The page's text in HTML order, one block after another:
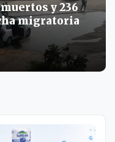
y 236
migratoria